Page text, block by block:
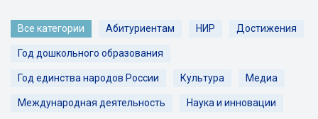
Все категории Абитуриентам НИР Достижения
Год дошкольного образования
Год единства народов России Культура Медиа
Международная деятельность Наука и инновации